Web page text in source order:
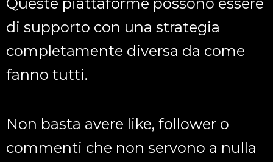
di supporto con una strategia
completamente diversa da come
fanno tutti.
Non basta avere like, follower o
commenti che non servono a nulla